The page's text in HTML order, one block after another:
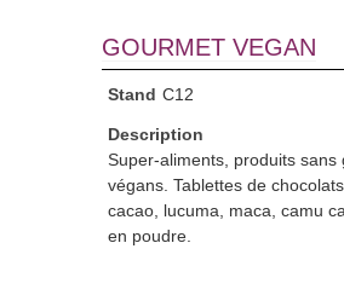
GOURMET VEGAN
Stand C12
Description
Super-aliments, produits sans
végans. Tablettes de
cacao, lucuma, maca, camu
en poudre.